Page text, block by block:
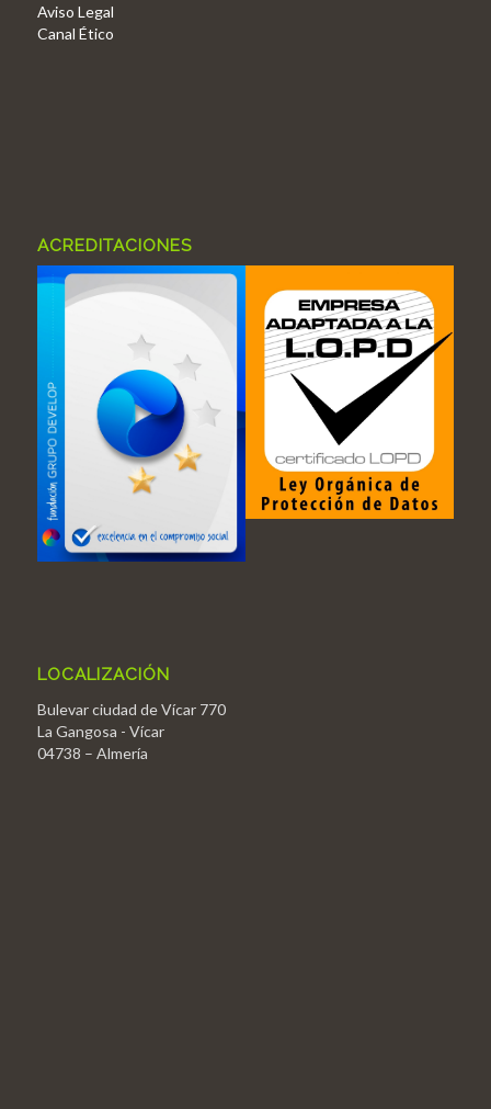
Aviso Legal
Canal Ético
ACREDITACIONES
LOCALIZACIÓN
Bulevar ciudad de Vícar 770
La Gangosa - Vícar
04738 – Almería